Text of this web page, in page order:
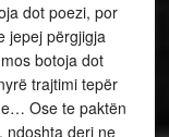
dot poezi, por
jepej përgjigja
botoja dot
trajtimi tepër
Ose te paktën
ndoshta deri ne